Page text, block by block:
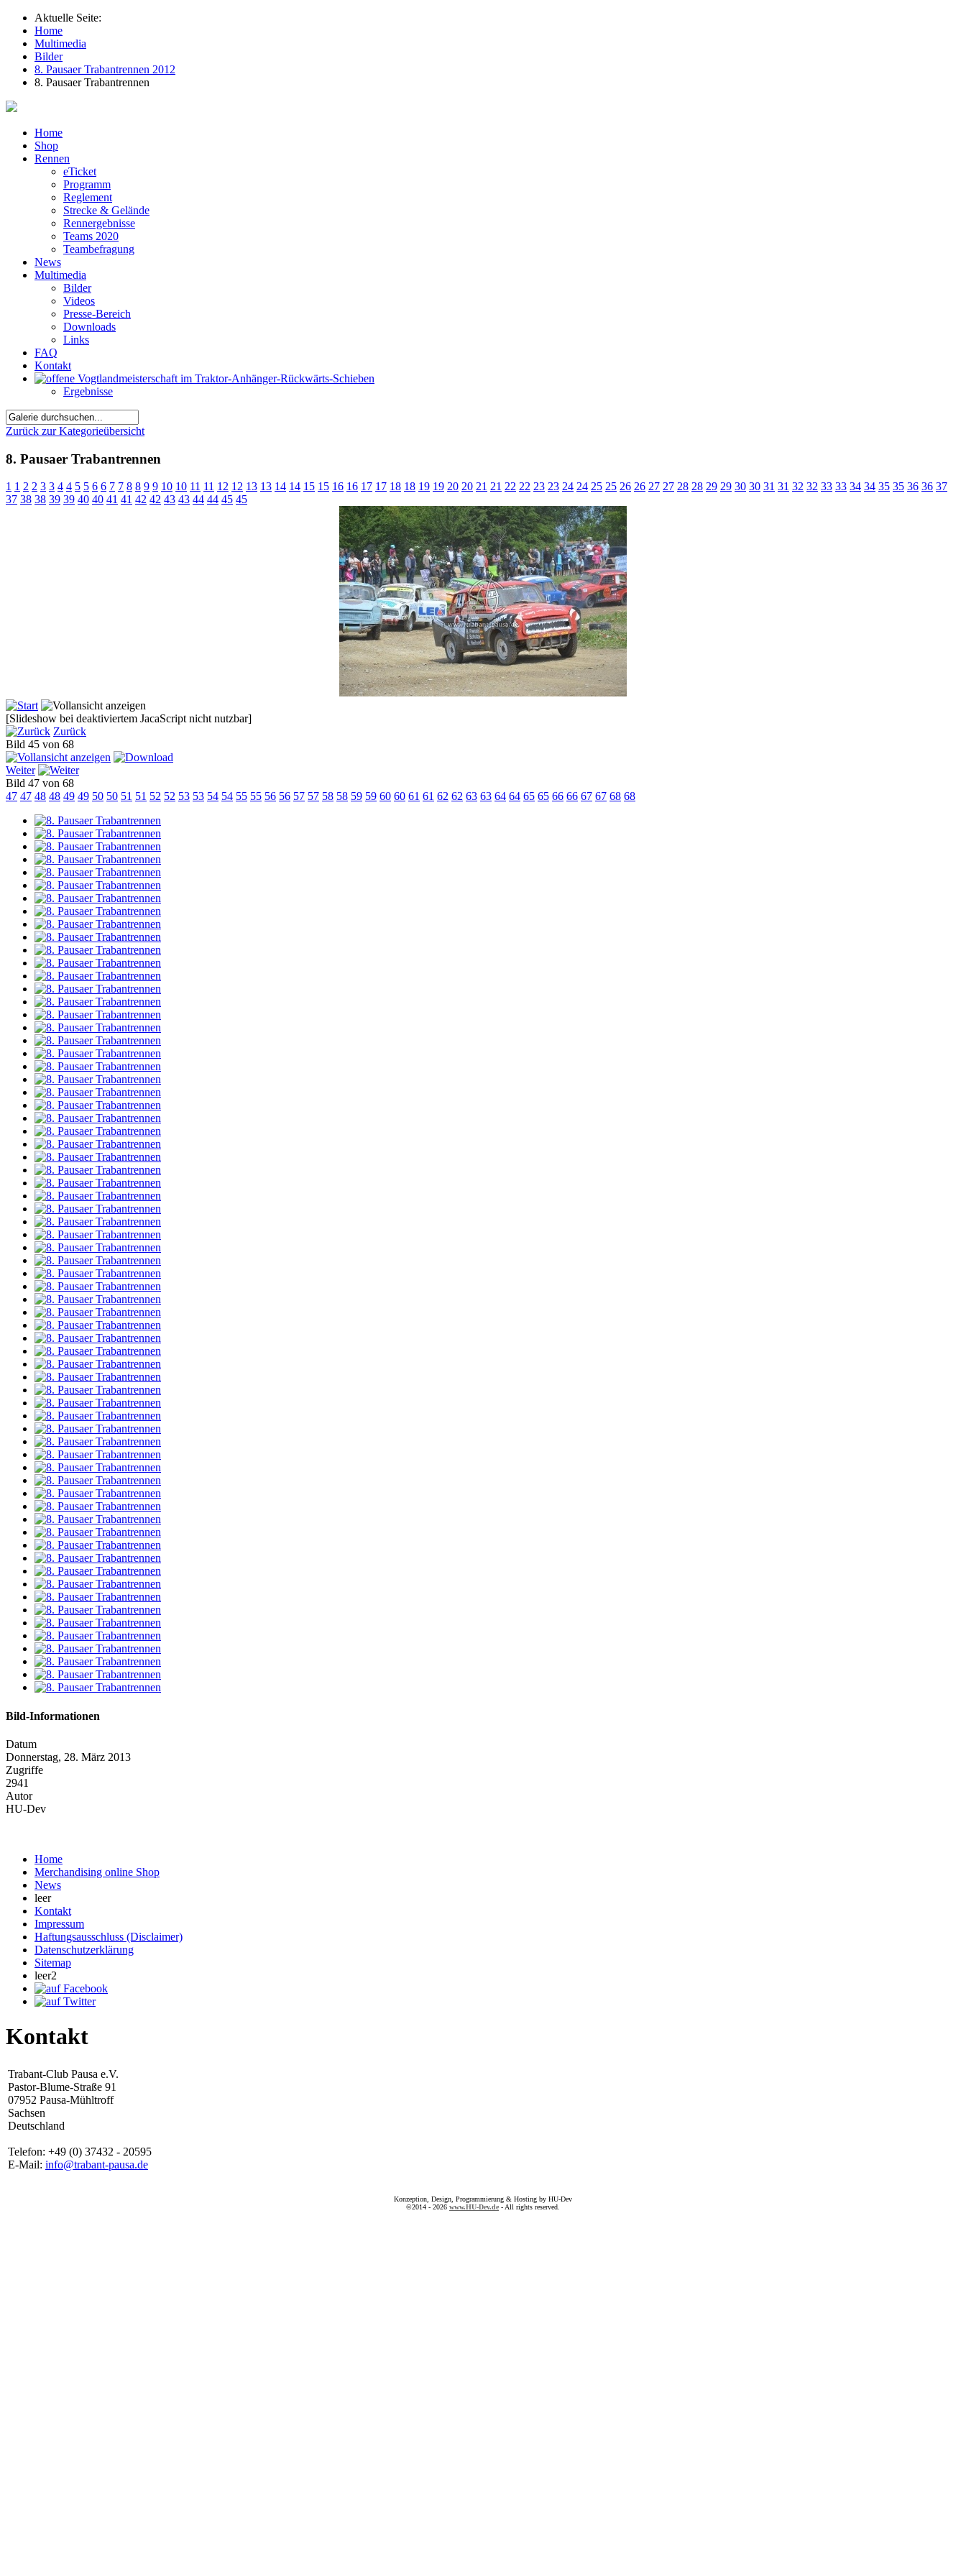
Aktuelle Seite:
Home
Multimedia
Bilder
8. Pausaer Trabantrennen 2012
8. Pausaer Trabantrennen
Home
Shop
Rennen
eTicket
Programm
Reglement
Strecke & Gelände
Rennergebnisse
Teams 2020
Teambefragung
News
Multimedia
Bilder
Videos
Presse-Bereich
Downloads
Links
FAQ
Kontakt
Ergebnisse
Zurück zur Kategorieübersicht
8. Pausaer Trabantrennen
1 1 2 2 3 3 4 4 5 5 6 6 7 7 8 8 9 9 10 10 11 11 12 12 13 13 14 14 15 15 16 16 17 17 18 18 19 19 20 20 21 21 22 22 23 23 24 24 25 25 26 26 27 27 28 28 29 29 30 30 31 31 32 32 33 33 34 34 35 35 36 36 37
37 38 38 39 39 40 40 41 41 42 42 43 43 44 44 45 45
[Slideshow bei deaktiviertem JacaScript nicht nutzbar]
Zurück
Bild 45 von 68
Weiter
Bild 47 von 68
47 47 48 48 49 49 50 50 51 51 52 52 53 53 54 54 55 55 56 56 57 57 58 58 59 59 60 60 61 61 62 62 63 63 64 64 65 65 66 66 67 67 68 68
Bild-Informationen
Datum
Donnerstag, 28. März 2013
Zugriffe
2941
Autor
HU-Dev
Home
Merchandising online Shop
News
leer
Kontakt
Impressum
Haftungsausschluss (Disclaimer)
Datenschutzerklärung
Sitemap
leer2
Kontakt
Trabant-Club Pausa e.V.
Pastor-Blume-Straße 91
07952 Pausa-Mühltroff
Sachsen
Deutschland
Telefon: +49 (0) 37432 - 20595
E-Mail: info@trabant-pausa.de
Konzeption, Design, Programmierung & Hosting by HU-Dev
©2014 - 2026 www.HU-Dev.de - All rights reserved.